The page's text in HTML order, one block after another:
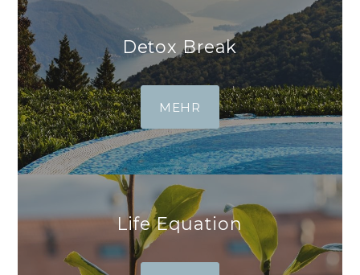
Detox Break
MEHR
Life Equation